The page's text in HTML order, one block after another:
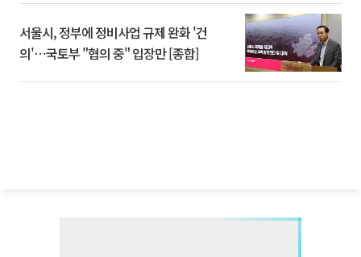
서울시, 정부에 정비사업 규제 완화 '건
의'⋯국토부 "협의 중" 입장만 [종합]